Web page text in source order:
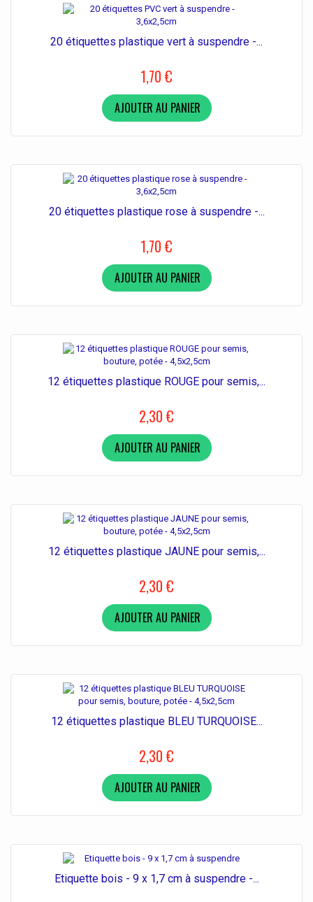
20 étiquettes plastique vert à suspendre -...
1,70 €
AJOUTER AU PANIER
20 étiquettes plastique rose à suspendre -...
1,70 €
AJOUTER AU PANIER
12 étiquettes plastique ROUGE pour semis,...
2,30 €
AJOUTER AU PANIER
12 étiquettes plastique JAUNE pour semis,...
2,30 €
AJOUTER AU PANIER
12 étiquettes plastique BLEU TURQUOISE...
2,30 €
AJOUTER AU PANIER
Etiquette bois - 9 x 1,7 cm à suspendre -...